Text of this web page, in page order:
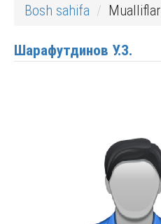
Bosh sahifa Mualliflar
Шарафутдинов У.З.